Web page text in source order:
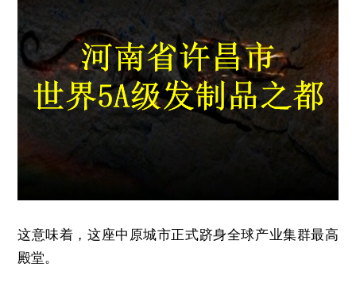
这意味着，这座中原城市正式跻身全球产业集群最高
殿堂。